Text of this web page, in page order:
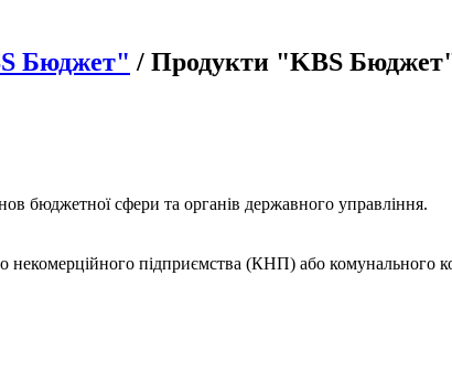
Бюджет" / Продукти "KBS
бюджетної сфери та органів державного управління.
некомерційного підприємства (КНП) або